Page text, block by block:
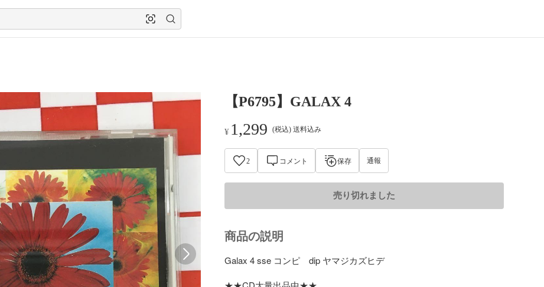
【P6795】GALAX 4
¥ 1,299 (税込) 送料込み
2 コメント 保存 通報
売り切れました
商品の説明
Galax 4 sse コンピ　dip ヤマジカズヒデ